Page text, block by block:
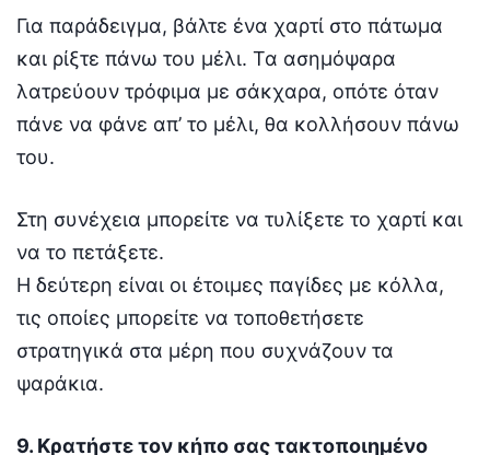
Για παράδειγμα, βάλτε ένα χαρτί στο πάτωμα
και ρίξτε πάνω του μέλι. Τα ασημόψαρα
λατρεύουν τρόφιμα με σάκχαρα, οπότε όταν
πάνε να φάνε απ’ το μέλι, θα κολλήσουν πάνω
του.
Στη συνέχεια μπορείτε να τυλίξετε το χαρτί και
να το πετάξετε.
Η δεύτερη είναι οι έτοιμες παγίδες με κόλλα,
τις οποίες μπορείτε να τοποθετήσετε
στρατηγικά στα μέρη που συχνάζουν τα
ψαράκια.
9. Κρατήστε τον κήπο σας τακτοποιημένο